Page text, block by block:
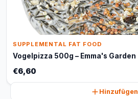
SUPPLEMENTAL FAT FOOD
Vogelpizza 500g – Emma's Garden
€6,60
Hinzufügen